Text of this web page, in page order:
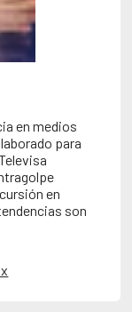
en medios
para
en
son